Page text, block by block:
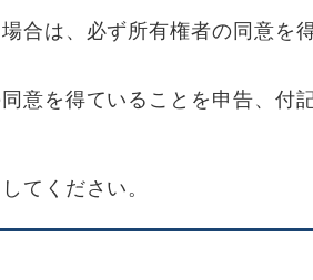
合は、必ず所有権者の同意を
意を得ていることを申告、付
てください。